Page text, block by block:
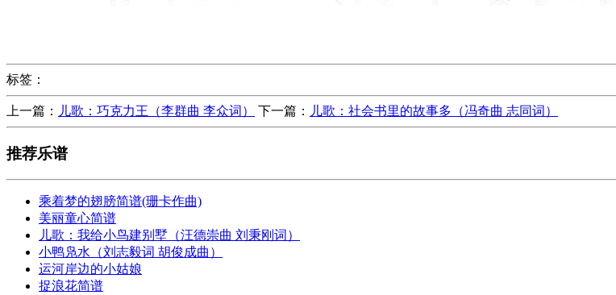
标签：
上一篇： 儿歌：巧克力王（李群曲 李众词） 下一篇： 儿歌：社会书里的故事多（冯奇曲 志同词）
推荐乐谱
乘着梦的翅膀简谱(珊卡作曲)
美丽童心简谱
儿歌：我给小鸟建别墅（汪德崇曲 刘秉刚词）
小鸭凫水（刘志毅词 胡俊成曲）
运河岸边的小姑娘
捉浪花简谱